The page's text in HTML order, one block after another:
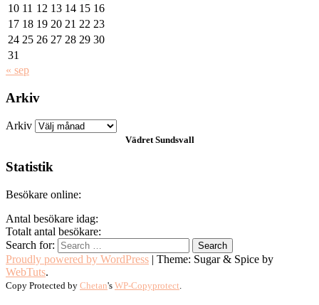
10 11 12 13 14 15 16
17 18 19 20 21 22 23
24 25 26 27 28 29 30
31
« sep
Arkiv
Arkiv
VädretSundsvall
Statistik
Besökare online:
Antal besökare idag:
Totalt antal besökare:
Search for:
Proudly powered by WordPress | Theme: Sugar & Spice by
WebTuts.
Copy Protected by Chetan's WP-Copyprotect.